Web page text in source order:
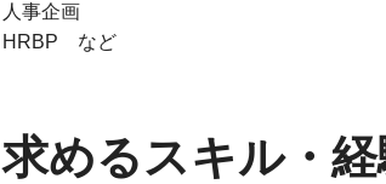
人事企画
HRBP など
求めるスキル・